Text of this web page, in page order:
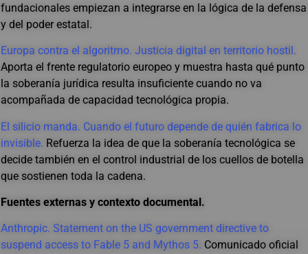
fundacionales empiezan a integrarse en la lógica de la defensa
y del poder estatal.
Europa contra el algoritmo. Justicia digital en territorio hostil.
Aporta el frente regulatorio europeo y muestra hasta qué punto
la soberanía jurídica resulta insuficiente cuando no va
acompañada de capacidad tecnológica propia.
El silicio manda. Cuando el futuro depende de quién fabrica lo
invisible. Refuerza la idea de que la soberanía tecnológica se
decide también en el control industrial de los cuellos de botella
que sostienen toda la cadena.
Fuentes externas y contexto documental.
Anthropic. Statement on the US government directive to
suspend access to Fable 5 and Mythos 5. Comunicado oficial